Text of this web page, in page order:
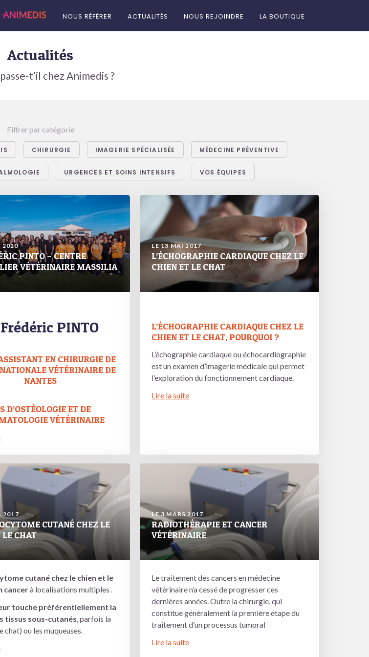
NOUS RÉFÉRER ACTUALITÉS NOUS REJOINDRE LA BOUTIQUE
Actualités
t’il chez Animedis ?
Filtrer par catégorie
CHIRURGIE IMAGERIE SPÉCIALISÉE MÉDECINE PRÉVENTIVE
URGENCES ET SOINS INTENSIFS VOS ÉQUIPES
2020
PINTO – CENTRE
VÉTÉRINAIRE MASSILIA
PINTO
EN CHIRURGIE DE
NATIONALE VÉTÉRINAIRE DE
NANTES
D’OSTÉOLOGIE ET DE
VÉTÉRINAIRE
LE 13 MAI 2017
L’ÉCHOGRAPHIE CARDIAQUE CHEZ LE
CHIEN ET LE CHAT
L’ÉCHOGRAPHIE CARDIAQUE CHEZ LE
CHIEN ET LE CHAT, POURQUOI ?
L’échographie cardiaque ou échocardiographie
est un examen d’imagerie médicale qui permet
l’exploration du fonctionnement cardiaque.
Lire la suite
2017
CUTANÉ CHEZ LE
LE CHAT
cutané chez le chien et le
cancerà localisations multiples .
touche préférentiellement la
tissus sous-cutanés , parfois la
chat) ou les muqueuses.
LE 3 MARS 2017
RADIOTHÉRAPIE ET CANCER
VÉTÉRINAIRE
Le traitement des cancers en médecine
vétérinaire n’a cessé de progresser ces
dernières années. Outre la chirurgie, qui
constitue généralement la première étape du
traitement d’un processus tumoral
Lire la suite